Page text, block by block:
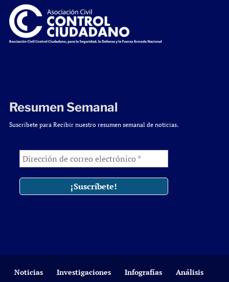
Resumen Semanal
Suscríbete para Recibir nuestro resumen semanal de noticias.
Noticias Investigaciones Infografías Análisis